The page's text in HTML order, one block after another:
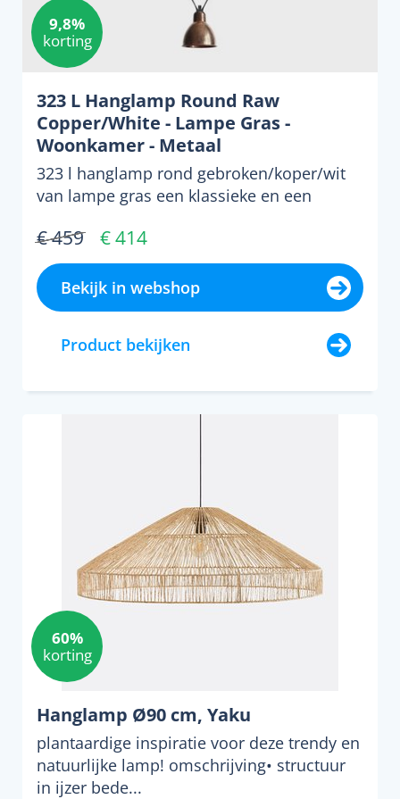
9,8%
korting
323 L Hanglamp Round Raw
Copper/White - Lampe Gras -
Woonkamer - Metaal
323 l hanglamp rond gebroken/koper/wit
van lampe gras een klassieke en een
€ 459 € 414
Bekijk in webshop
Product bekijken
60%
korting
Hanglamp Ø90 cm, Yaku
plantaardige inspiratie voor deze trendy en
natuurlijke lamp! omschrijving• structuur
in ijzer bede...